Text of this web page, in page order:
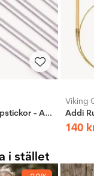
Addi Strumpstickor - Aluminium
Viking
140
i stället